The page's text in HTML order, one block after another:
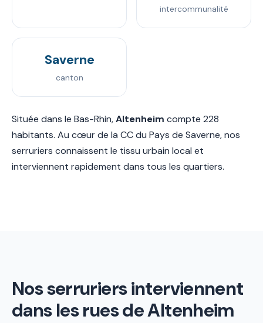
intercommunalité
Saverne
canton
Située dans le Bas-Rhin,Altenheim compte 228
habitants. Au cœur de la CC du Pays de Saverne, nos
serruriers connaissent le tissu urbain local et
interviennent rapidement dans tous les quartiers.
Nos serruriers interviennent
dans les rues de Altenheim